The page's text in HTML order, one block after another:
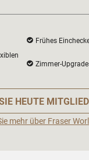
Frühes
Zimmer-
HEUTE MITGLIED
mehr über Fraser